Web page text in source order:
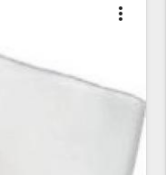
more_vert